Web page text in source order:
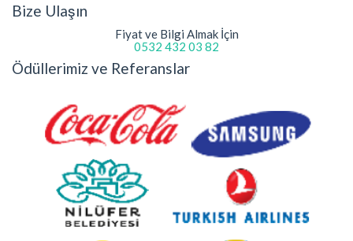
Bize Ulaşın
Fiyat ve Bilgi Almak İçin
0532 432 03 82
Ödüllerimiz ve Referanslar